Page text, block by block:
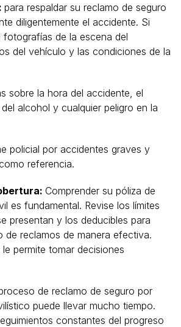
para respaldar su reclamo de seguro
diligentemente el accidente. Si
de la escena del
del vehículo y las condiciones de la
sobre la hora del accidente, el
alcohol y cualquier peligro en la
policial por accidentes graves y
referencia.
Comprender su póliza de
es fundamental. Revise los límites
presentan y los deducibles para
de reclamos de manera efectiva.
permite tomar decisiones
de reclamo de seguro por
puede llevar mucho tiempo.
constantes del progreso